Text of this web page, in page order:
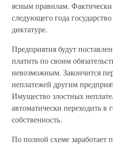
ясным правилам. Фактически
следующего года
диктатуре.
Предприятия будут
платить по своим
невозможным. Закончится
неплатежей другим
Имущество злостных
автоматически переходить в
собственность.
По полной схеме заработает